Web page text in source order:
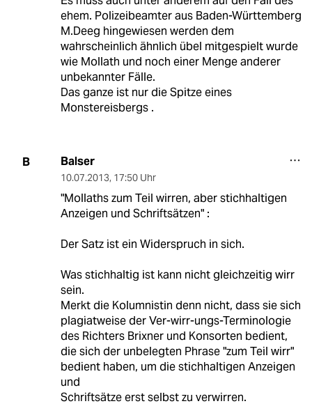
ehem. Polizeibeamter aus Baden-Württemberg
M.Deeg hingewiesen werden dem
wahrscheinlich ähnlich übel mitgespielt wurde
wie Mollath und noch einer Menge anderer
unbekannter Fälle.
Das ganze ist nur die Spitze eines
Monstereisbergs .
B Balser
10.07.2013, 17:50 Uhr
"Mollaths zum Teil wirren, aber stichhaltigen
Anzeigen und Schriftsätzen" :
Der Satz ist ein Widerspruch in sich.
Was stichhaltig ist kann nicht gleichzeitig wirr
sein.
Merkt die Kolumnistin denn nicht, dass sie sich
plagiatweise der Ver-wirr-ungs-Terminologie
des Richters Brixner und Konsorten bedient,
die sich der unbelegten Phrase "zum Teil wirr"
bedient haben, um die stichhaltigen Anzeigen
und
Schriftsätze erst selbst zu verwirren.